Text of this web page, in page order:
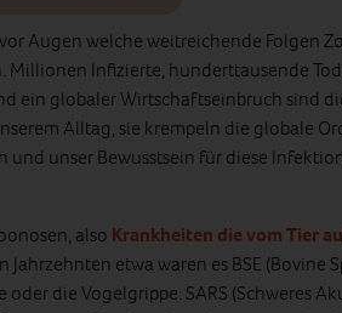
Augen welche weitreichende Folgen
Infizierte, hunderttausende
ein globaler Wirtschaftseinbruch sind
Alltag, sie krempeln die globale
und unser Bewusstsein für diese
also Krankheiten die vom Tier
Jahrzehnten etwa waren es BSE (Bovine
die Vogelgrippe. SARS (Schweres